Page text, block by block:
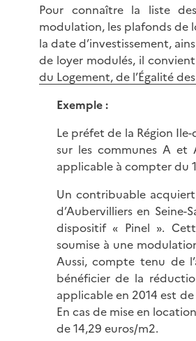
Pour connaître la liste
modulation, les plafonds de
la date d’investissement,
de loyer modulés, il
du Logement, de l’Égalité
Exemple :
Le préfet de la Région
sur les communes A
applicable à compter du 1
Un contribuable
d’Aubervilliers en
dispositif « Pinel ».
soumise à une
Aussi, compte tenu de
bénéficier de la
applicable en 2014 est
En cas de mise en
de 14,29 euros/m2.